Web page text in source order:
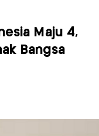
Maju 4,
Bangsa